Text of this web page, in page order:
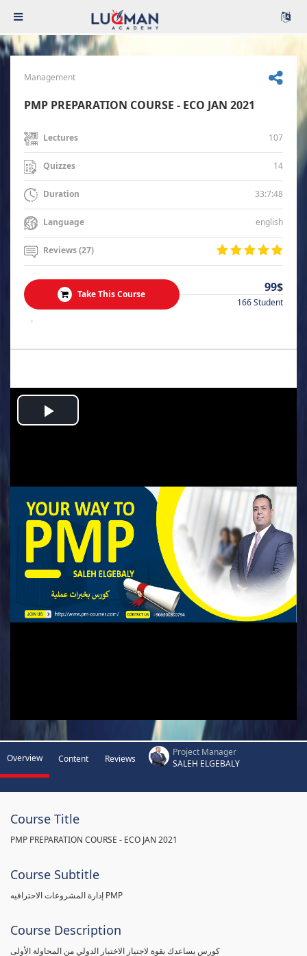
Management
PMP PREPARATION COURSE - ECO JAN 2021
Lectures 107
Quizzes 14
Duration 33:7:48
Language english
Reviews (27)
Take This Course 99$
166 Student
.
Play
Overview Content Reviews
Project Manager
SALEH ELGEBALY
Course Title
PMP PREPARATION COURSE - ECO JAN 2021
Course Subtitle
إدارة المشروعات الاحترافيه PMP
Course Description